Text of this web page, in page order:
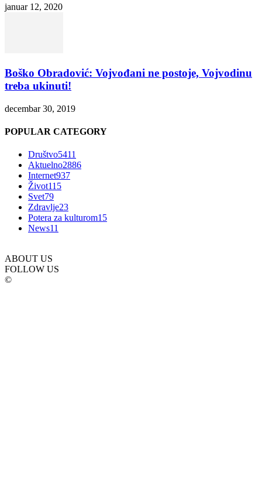
januar 12, 2020
Boško Obradović: Vojvođani ne postoje, Vojvodinu
treba ukinuti!
decembar 30, 2019
POPULAR CATEGORY
Društvo5411
Aktuelno2886
Internet937
Život115
Svet79
Zdravlje23
Potera za kulturom15
News11
ABOUT US
FOLLOW US
©